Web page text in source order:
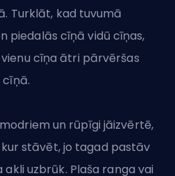
Turklāt, kad tuvumā
piedalās cīņā vidū cīņas,
cīņa ātri pārvēršas
cīņā.
un rūpīgi jāizvērtē,
stāvēt, jo tagad pastāv
uzbrūk. Plaša ranga vai